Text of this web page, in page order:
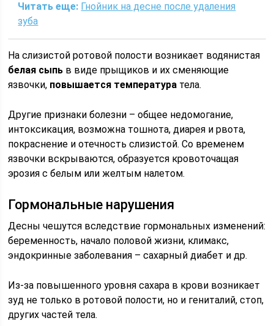
Читать еще: Гнойник на десне после удаления
зуба
На слизистой ротовой полости возникает водянистая
белая сыпь в виде прыщиков и их сменяющие
язвочки, повышается температура тела.
Другие признаки болезни – общее недомогание,
интоксикация, возможна тошнота, диарея и рвота,
покраснение и отечность слизистой. Со временем
язвочки вскрываются, образуется кровоточащая
эрозия с белым или желтым налетом.
Гормональные нарушения
Десны чешутся вследствие гормональных изменений:
беременность, начало половой жизни, климакс,
эндокринные заболевания – сахарный диабет и др.
Из-за повышенного уровня сахара в крови возникает
зуд не только в ротовой полости, но и гениталий, стоп,
других частей тела.